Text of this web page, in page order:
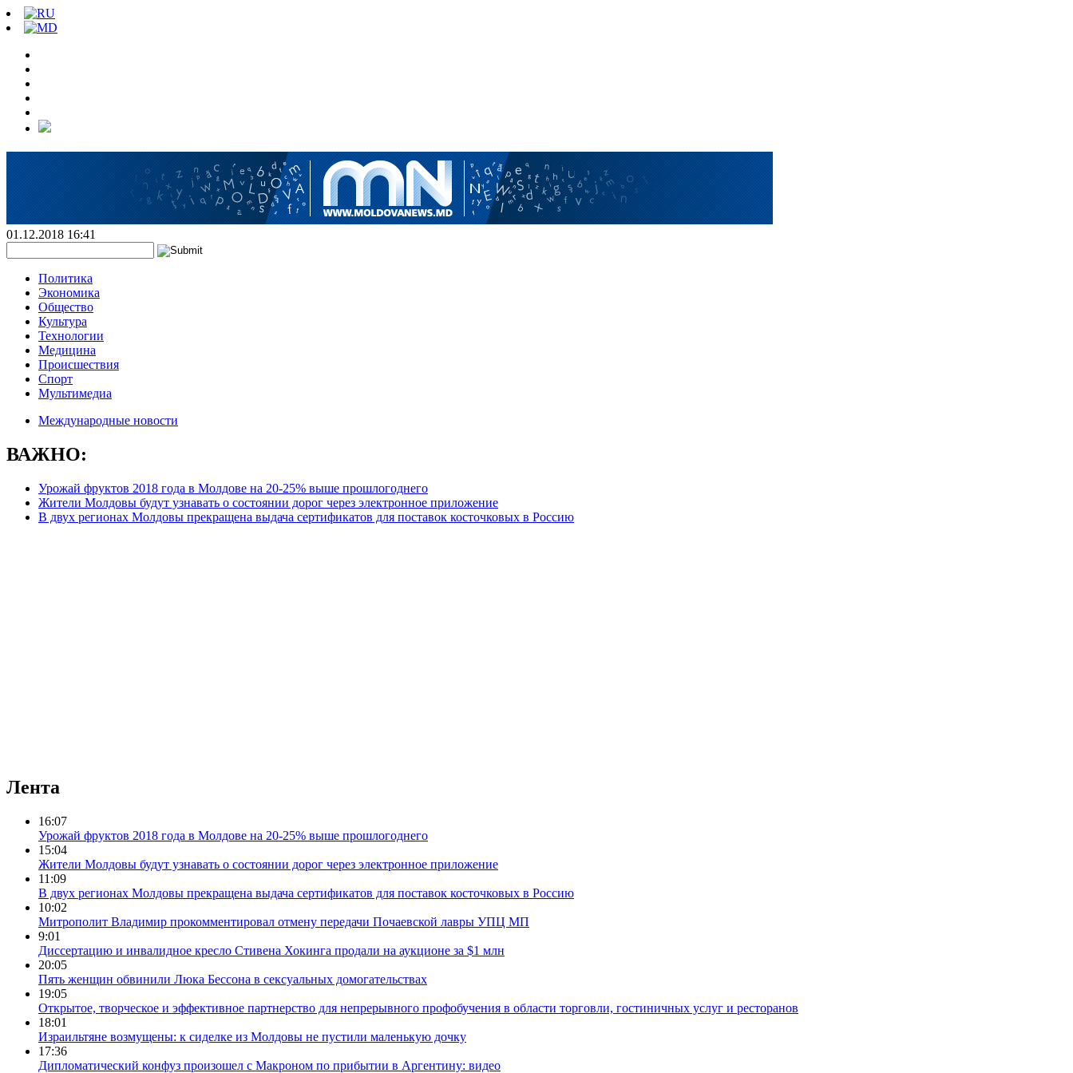
01.12.2018 16:41
Политика
Экономика
Общество
Культура
Технологии
Медицина
Происшествия
Спорт
Мультимедиа
Международные новости
ВАЖНО:
Урожай фруктов 2018 года в Молдове на 20-25% выше прошлогоднего
Жители Молдовы будут узнавать о состоянии дорог через электронное приложение
В двух регионах Молдовы прекращена выдача сертификатов для поставок косточковых в Россию
Лента
16:07
Урожай фруктов 2018 года в Молдове на 20-25% выше прошлогоднего
15:04
Жители Молдовы будут узнавать о состоянии дорог через электронное приложение
11:09
В двух регионах Молдовы прекращена выдача сертификатов для поставок косточковых в Россию
10:02
Митрополит Владимир прокомментировал отмену передачи Почаевской лавры УПЦ МП
9:01
Диссертацию и инвалидное кресло Стивена Хокинга продали на аукционе за $1 млн
20:05
Пять женщин обвинили Люка Бессона в сексуальных домогательствах
19:05
Открытое, творческое и эффективное партнерство для непрерывного профобучения в области торговли, гостиничных услуг и ресторанов
18:01
Израильтяне возмущены: к сиделке из Молдовы не пустили маленькую дочку
17:36
Дипломатический конфуз произошел с Макроном по прибытии в Аргентину: видео